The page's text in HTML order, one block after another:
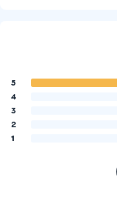
5
4
3
2
1